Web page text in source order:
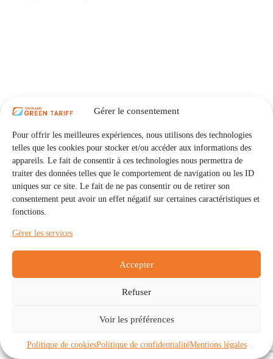
Gérer le consentement
Pour offrir les meilleures expériences, nous utilisons des technologies
telles que les cookies pour stocker et/ou accéder aux informations des
appareils. Le fait de consentir à ces technologies nous permettra de
traiter des données telles que le comportement de navigation ou les ID
uniques sur ce site. Le fait de ne pas consentir ou de retirer son
consentement peut avoir un effet négatif sur certaines caractéristiques et
fonctions.
Gérer les services
Accepter
Refuser
Voir les préférences
Politique de cookiesPolitique de confidentialitéMentions légales
Communautés
À propos
Politique de cookies (UE)